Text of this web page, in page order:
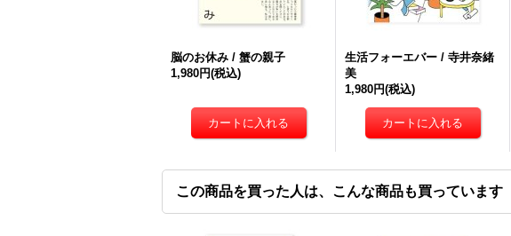
脳のお休み / 蟹の親子
1,980円(税込)
生活フォーエバー / 寺井奈緒
美
1,980円(税込)
この商品を買った人は、こんな商品も買っています